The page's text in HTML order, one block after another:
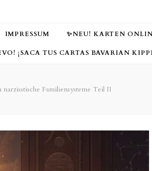
IMPRESSUM ✨NEU! KARTEN
¡SACA TUS CARTAS BAVARIAN
Familiensysteme Teil II